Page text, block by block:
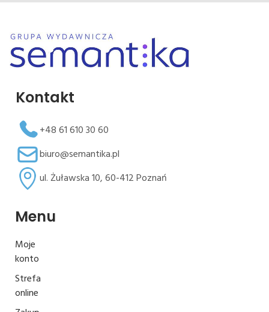
Kontakt
+48 61 610 30 60
biuro@semantika.pl
ul. Żuławska 10, 60-412 Poznań
Menu
Moje
konto
Strefa
online